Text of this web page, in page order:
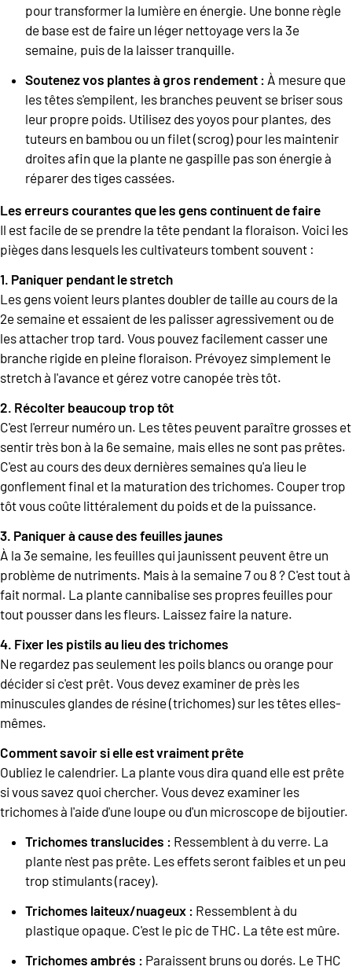
pour transformer la lumière en énergie. Une bonne règle
de base est de faire un léger nettoyage vers la 3e
semaine, puis de la laisser tranquille.
Soutenez vos plantes à gros rendement : À mesure que
les têtes s'empilent, les branches peuvent se briser sous
leur propre poids. Utilisez des yoyos pour plantes, des
tuteurs en bambou ou un filet (scrog) pour les maintenir
droites afin que la plante ne gaspille pas son énergie à
réparer des tiges cassées.
Les erreurs courantes que les gens continuent de faire
Il est facile de se prendre la tête pendant la floraison. Voici les
pièges dans lesquels les cultivateurs tombent souvent :
1. Paniquer pendant le stretch
Les gens voient leurs plantes doubler de taille au cours de la
2e semaine et essaient de les palisser agressivement ou de
les attacher trop tard. Vous pouvez facilement casser une
branche rigide en pleine floraison. Prévoyez simplement le
stretch à l'avance et gérez votre canopée très tôt.
2. Récolter beaucoup trop tôt
C'est l'erreur numéro un. Les têtes peuvent paraître grosses et
sentir très bon à la 6e semaine, mais elles ne sont pas prêtes.
C'est au cours des deux dernières semaines qu'a lieu le
gonflement final et la maturation des trichomes. Couper trop
tôt vous coûte littéralement du poids et de la puissance.
3. Paniquer à cause des feuilles jaunes
À la 3e semaine, les feuilles qui jaunissent peuvent être un
problème de nutriments. Mais à la semaine 7 ou 8 ? C'est tout à
fait normal. La plante cannibalise ses propres feuilles pour
tout pousser dans les fleurs. Laissez faire la nature.
4. Fixer les pistils au lieu des trichomes
Ne regardez pas seulement les poils blancs ou orange pour
décider si c'est prêt. Vous devez examiner de près les
minuscules glandes de résine (trichomes) sur les têtes elles-
mêmes.
Comment savoir si elle est vraiment prête
Oubliez le calendrier. La plante vous dira quand elle est prête
si vous savez quoi chercher. Vous devez examiner les
trichomes à l'aide d'une loupe ou d'un microscope de bijoutier.
Trichomes translucides : Ressemblent à du verre. La
plante n'est pas prête. Les effets seront faibles et un peu
trop stimulants (racey).
Trichomes laiteux/nuageux : Ressemblent à du
plastique opaque. C'est le pic de THC. La tête est mûre.
Trichomes ambrés : Paraissent bruns ou dorés. Le THC